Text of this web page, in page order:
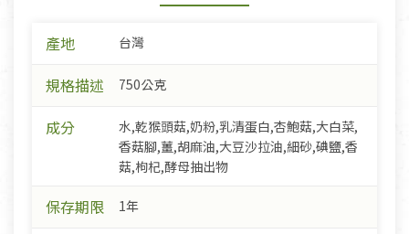
產地 台灣
規格描述 750公克
成分
水,乾猴頭菇,奶粉,乳清蛋白,杏鮑菇,大白菜,
香菇腳,薑,胡麻油,大豆沙拉油,細砂,碘鹽,香
菇,枸杞,酵母抽出物
保存期限 1年